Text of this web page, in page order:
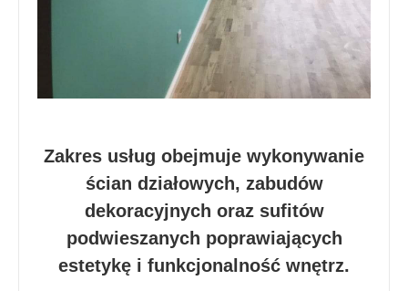
Zakres usług obejmuje wykonywanie
ścian działowych, zabudów
dekoracyjnych oraz sufitów
podwieszanych poprawiających
estetykę i funkcjonalność wnętrz.